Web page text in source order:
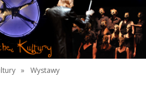
» Wystawy